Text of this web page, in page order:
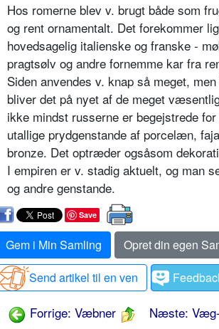
Hos romerne blev v. brugt både som
og rent ornamentalt. Det forekommer
hovedsagelig italienske og franske -
pragtsølv og andre fornemme kar fra
Siden anvendes v. knap så meget,
bliver det på nyet af de meget
ikke mindst russerne er begejstrede
utallige prydgenstande af porcelæn,
bronze. Det optræder ogsåsom
I empiren er v. stadig aktuelt, og man
og andre genstande.
Save
Gem i Min Samling
Opret din egen
Send artikel til en ven
Forrige: Væbner
Næste: